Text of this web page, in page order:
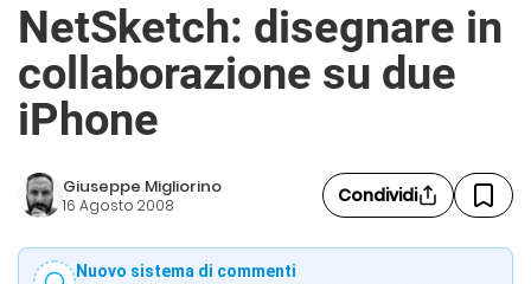
NetSketch: disegnare in
collaborazione su due
iPhone
Giuseppe Migliorino
16 Agosto 2008 Condividi
Nuovo sistema di commenti